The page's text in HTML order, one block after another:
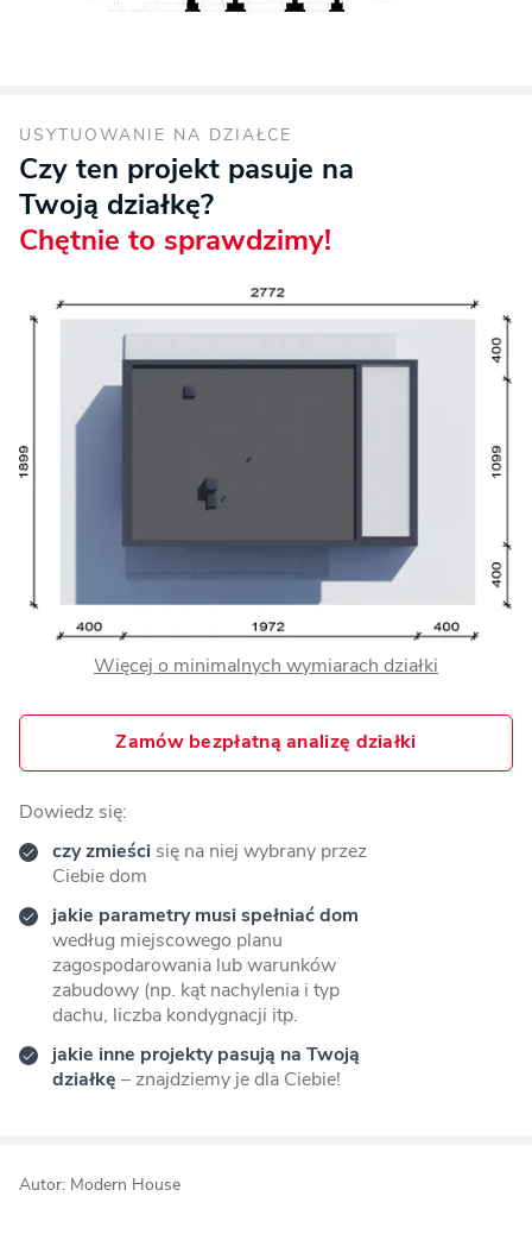
USYTUOWANIE NA DZIAŁCE
Czy ten projekt pasuje na
Twoją działkę?
Chętnie to sprawdzimy!
Więcej o minimalnych wymiarach działki
Zamów bezpłatną analizę działki
Dowiedz się:
czy zmieści się na niej wybrany przez
Ciebie dom
jakie parametry musi spełniać dom
według miejscowego planu
zagospodarowania lub warunków
zabudowy (np. kąt nachylenia i typ
dachu, liczba kondygnacji itp.
jakie inne projekty pasują na Twoją
działkę – znajdziemy je dla Ciebie!
Autor: Modern House